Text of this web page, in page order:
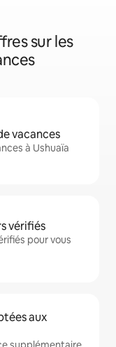
sur les
vacances
à Ushuaïa
vérifiés
pour vous
aux